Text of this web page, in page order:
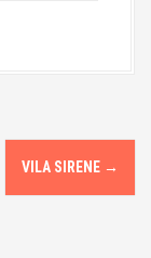
VILA SIRENE →